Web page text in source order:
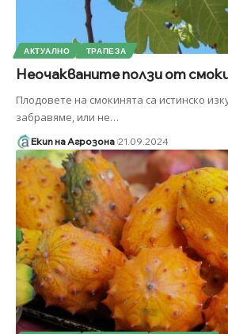
АКТУАЛНО ТРАПЕЗА
Неочакваните ползи от
Плодовете на смокинята са истинско
забравяме, или не…
Екип на Агрозона 21.09.2024